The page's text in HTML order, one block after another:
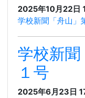
2025年10月22日
学校新聞「舟山」
学校新聞
１号
2025年6月23日